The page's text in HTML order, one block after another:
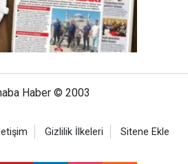
Haber © 2003
Gizlilik İlkeleri Sitene Ekle